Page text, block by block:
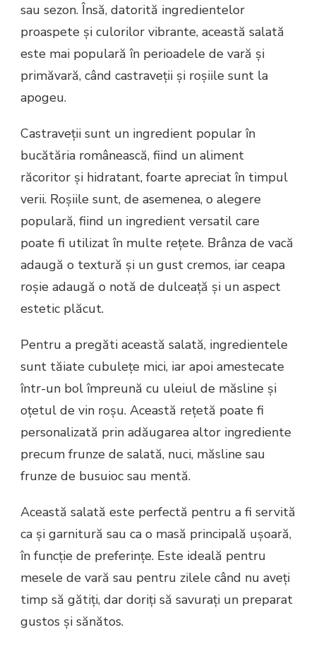
BRÂNZĂ
VACĂ
sau sezon. Însă, datorită ingredientelor
proaspete și culorilor vibrante, această salată
este mai populară în perioadele de vară și
primăvară, când castraveții și roșiile sunt la
apogeu.
Castraveții sunt un ingredient popular în
bucătăria românească, fiind un aliment
răcoritor și hidratant, foarte apreciat în timpul
verii. Roșiile sunt, de asemenea, o alegere
populară, fiind un ingredient versatil care
poate fi utilizat în multe rețete. Brânza de vacă
adaugă o textură și un gust cremos, iar ceapa
roșie adaugă o notă de dulceață și un aspect
estetic plăcut.
Pentru a pregăti această salată, ingredientele
sunt tăiate cubulețe mici, iar apoi amestecate
într-un bol împreună cu uleiul de măsline și
oțetul de vin roșu. Această rețetă poate fi
personalizată prin adăugarea altor ingrediente
precum frunze de salată, nuci, măsline sau
frunze de busuioc sau mentă.
Această salată este perfectă pentru a fi servită
ca și garnitură sau ca o masă principală ușoară,
în funcție de preferințe. Este ideală pentru
mesele de vară sau pentru zilele când nu aveți
timp să gătiți, dar doriți să savurați un preparat
gustos și sănătos.